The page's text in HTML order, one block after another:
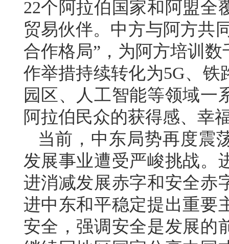
22个阿拉伯国家和阿盟全
贸易伙伴。中方与阿方共
合作格局”，为阿方培训
作举措持续转化为5G、
园区、人工智能等领域一
阿拉伯民众的获得感、幸
当前，中东局势再度震
发展事业遭受严峻挑战。
进消减发展赤字和安全赤
进中东和平稳定提出重要
安全，强调安全是发展的